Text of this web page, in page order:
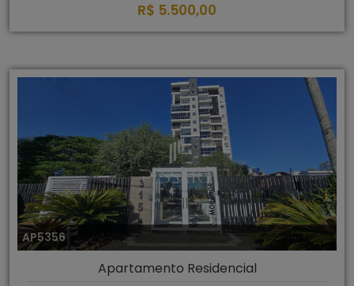
R$ 5.500,00
AP5356
Apartamento Residencial